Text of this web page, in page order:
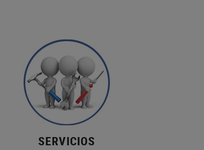
SERVICIOS